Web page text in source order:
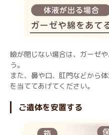
瞼が閉じない場合は、ガーゼ
う。
また、鼻や口、肛門などから
を当ててあげてください。
ご遺体を安置する